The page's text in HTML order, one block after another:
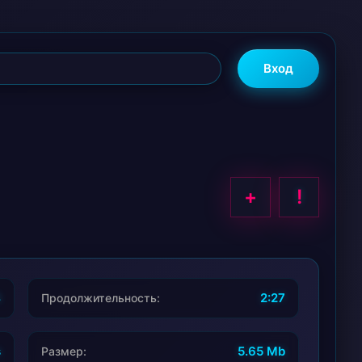
Вход
+ !
Продолжительность: 2:27
Размер: 5.65 Mb